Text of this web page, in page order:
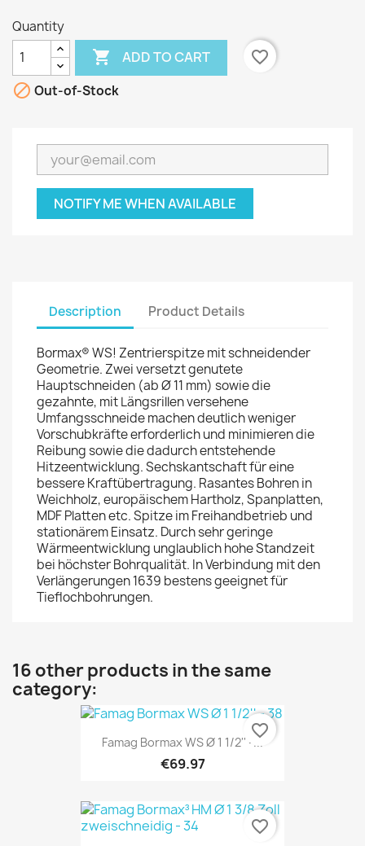
Quantity
 ADD TO CART
favorite_border
 Out-of-Stock
NOTIFY ME WHEN AVAILABLE
Description Product Details
Bormax® WS! Zentrierspitze mit schneidender
Geometrie. Zwei versetzt genutete
Hauptschneiden (ab Ø 11 mm) sowie die
gezahnte, mit Längsrillen versehene
Umfangsschneide machen deutlich weniger
Vorschubkräfte erforderlich und minimieren die
Reibung sowie die dadurch entstehende
Hitzeentwicklung. Sechskantschaft für eine
bessere Kraftübertragung. Rasantes Bohren in
Weichholz, europäischem Hartholz, Spanplatten,
MDF Platten etc. Spitze im Freihandbetrieb und
stationärem Einsatz. Durch sehr geringe
Wärmeentwicklung unglaublich hohe Standzeit
bei höchster Bohrqualität. In Verbindung mit den
Verlängerungen 1639 bestens geeignet für
Tieflochbohrungen.
16 other products in the same
category:
Famag Bormax WS Ø 1 1/2'' -...
€69.97
favorite_border
favorite_border